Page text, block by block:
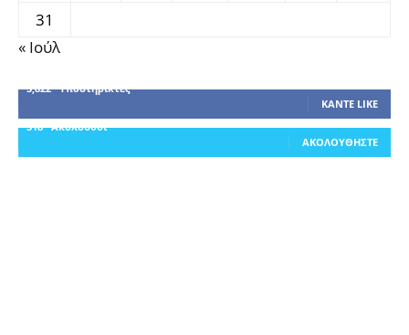
31
« Ιούλ
3,822 Υποστηρικτές
ΚΆΝΤΕ LIKE
318 Ακόλουθοι
ΑΚΟΛΟΥΘΉΣΤΕ